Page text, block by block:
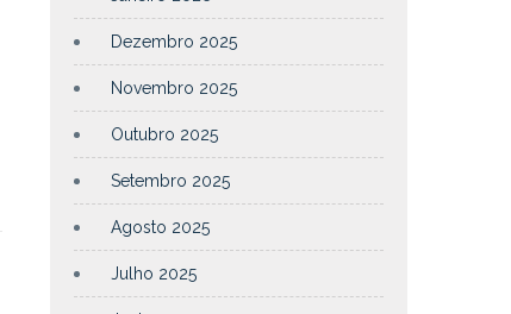
Dezembro 2025
Novembro 2025
Outubro 2025
Setembro 2025
Agosto 2025
Julho 2025